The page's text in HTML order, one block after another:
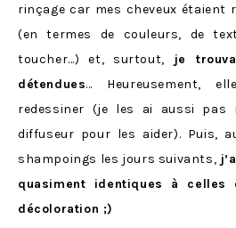
rinçage car mes cheveux étaient
(en termes de couleurs, de
toucher…) et, surtout,
je
détendues… Heureusement,
redessiner (je les ai aussi pas
diffuseur pour les aider). Puis,
shampoings les jours suivants,
quasiment identiques à celles
décoloration ;)